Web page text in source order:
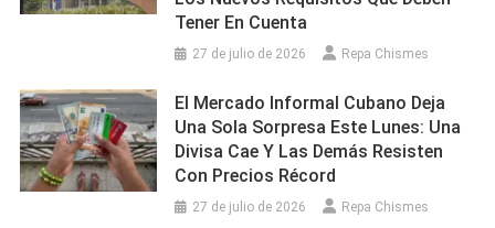
Tener En Cuenta
27 de julio de 2026 Repa Chismes
El Mercado Informal Cubano Deja
Una Sola Sorpresa Este Lunes: Una
Divisa Cae Y Las Demás Resisten
Con Precios Récord
27 de julio de 2026 Repa Chismes